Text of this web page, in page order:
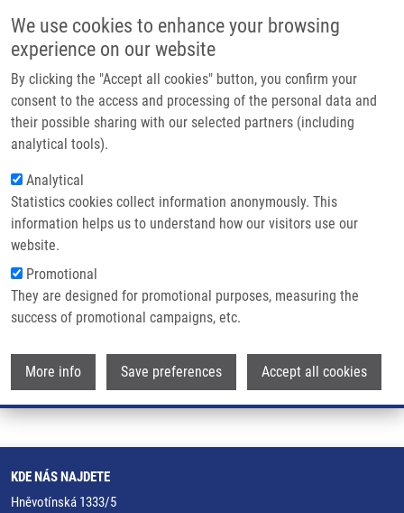
We use cookies to enhance your browsing
experience on our website
By clicking the "Accept all cookies" button, you confirm your
consent to the access and processing of the personal data and
their possible sharing with our selected partners (including
analytical tools).
Analytical
Statistics cookies collect information anonymously. This
information helps us to understand how our visitors use our
website.
Promotional
They are designed for promotional purposes, measuring the
success of promotional campaigns, etc.
More info Save preferences Accept all cookies
Main
Domů
Partner institutions
Technologie a služby
Kontakt
Drobečková navigace
Domů MCOPPB FOR USE AS MEDICAMENT (Mistrík)
MCOPPB FOR USE AS MEDICAMENT
(Mistrík)
MCOPPB FOR USE AS MEDICAMENT (Mistrík)
Published Application EP 18166780.9 under EP
3552605 (16.10.2019)
Published Application PCT/CZ2019/059320 under WO
Status: Patent pending, Available
KDE NÁS NAJDETE
Hněvotínská 1333/5